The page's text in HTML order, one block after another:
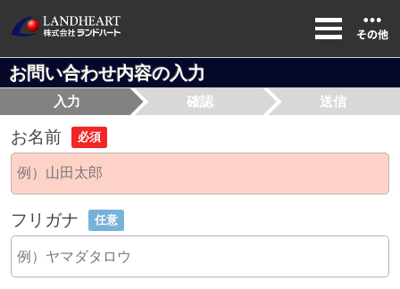
お問い合わせ内容の入力
入力 確認 送信
お名前 必須
フリガナ 任意